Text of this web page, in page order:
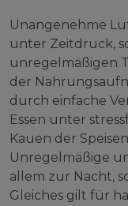
Unangenehme
unter Zeitdruck,
unregelmäßigen
der
durch einfache
Essen unter
Kauen der
Unregelmäßige
allem zur Nacht,
Gleiches gilt für